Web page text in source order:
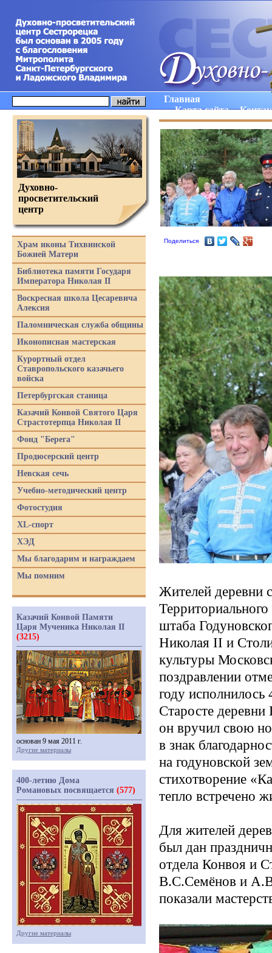
Главная
Карта сайта
Поделиться
Жителей деревни
штаба
Николая II и
культуры
поздравлении
году исполнилось
Старосте
он вручил свою
в знак
на годуновской
стихотворение
тепло встречено
Для жителей
был дан
отдела Конвоя и
В.С.Семёнов и
показали
Духовно-
просветительский
центр
Храм иконы Тихвинской
Божией Матери
Библиотека памяти Государя
Императора Николая II
Воскресная школа Цесаревича
Алексия
Паломническая служба общины
Иконописная мастерская
Курортный отдел
Ставропольского казачьего
войска
Петербургская станица
Казачий Конвой Святого Царя
Страстотерпца Николая II
Фонд "Берега"
Продюсерский центр
Невская сечь
Учебно-методический центр
Фотостудия
XL-спорт
ХЭД
Мы благодарим и награждаем
Мы помним
Казачий Конвой Памяти
Царя Мученика Николая II
(3215)
основан 9 мая 2011 г.
Другие материалы
400-летию Дома
Романовых посвящается (577)
Другие материалы